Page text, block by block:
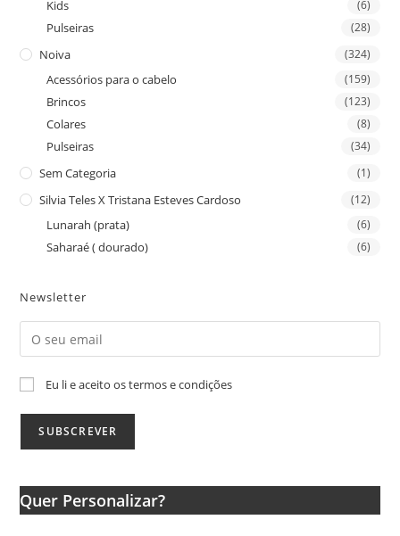
Kids (6)
Pulseiras (28)
Noiva (324)
Acessórios para o cabelo (159)
Brincos (123)
Colares (8)
Pulseiras (34)
Sem Categoria (1)
Silvia Teles X Tristana Esteves Cardoso (12)
Lunarah (prata) (6)
Saharaé ( dourado) (6)
Newsletter
Eu li e aceito os termos e condições
Quer Personalizar?